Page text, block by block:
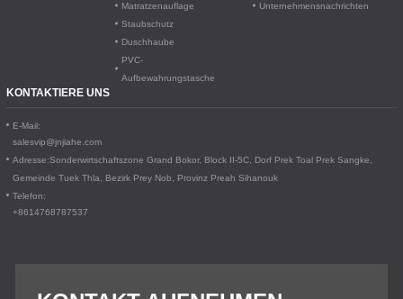
Matratzenauflage
Staubschutz
Duschhaube
PVC-
Aufbewahrungstasche
Unternehmensnachrichten
KONTAKTIERE UNS
E-Mail:
salesvip@jnjiahe.com
Adresse:Sonderwirtschaftszone Grand Bokor, Block II-5C, Dorf Prek Toal
Prek Sangke,
Gemeinde Tuek Thla, Bezirk Prey Nob, Provinz Preah Sihanouk
Telefon:
+8614768787537